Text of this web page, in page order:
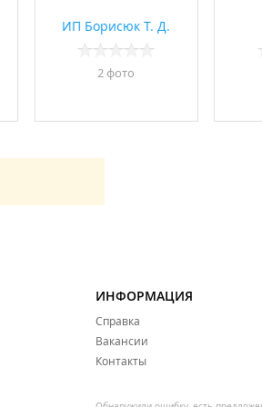
ИП Борисюк Т. Д.
2 фото
ИНФОРМАЦИЯ
Справка
Вакансии
Контакты